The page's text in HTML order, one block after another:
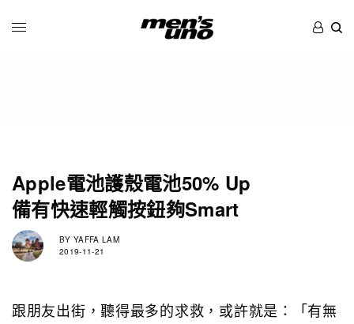
Apple電池護殼電池50% Up
備有快速輕觸按鈕夠Smart
BY YAFFA LAM
2019-11-21
跟朋友出街，聽得最多的求救，或許就是：「有無